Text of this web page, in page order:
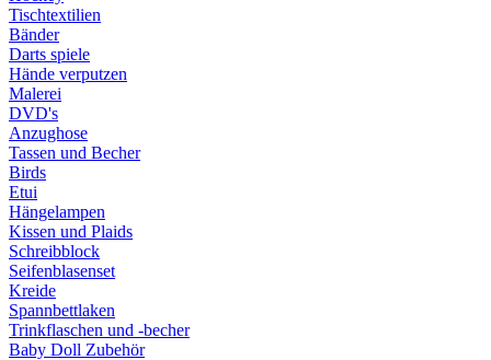
Tischtextilien
Bänder
Darts spiele
Hände verputzen
Malerei
DVD's
Anzughose
Tassen und Becher
Birds
Etui
Hängelampen
Kissen und Plaids
Schreibblock
Seifenblasenset
Kreide
Spannbettlaken
Trinkflaschen und -becher
Baby Doll Zubehör